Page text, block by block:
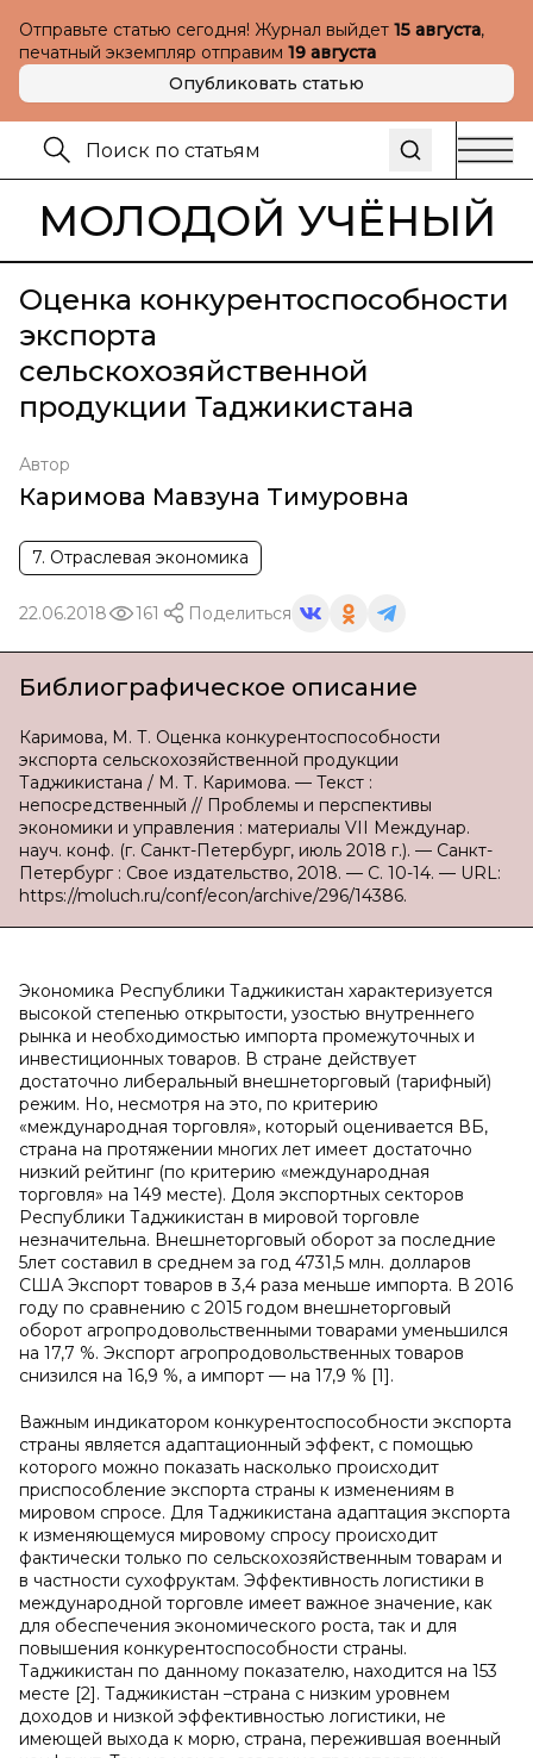
Отправьте статью сегодня! Журнал выйдет 15 августа,
печатный экземпляр отправим 19 августа
Опубликовать статью
МОЛОДОЙ УЧЁНЫЙ
Оценка конкурентоспособности
экспорта
сельскохозяйственной
продукции Таджикистана
Автор
Каримова Мавзуна Тимуровна
7. Отраслевая экономика
22.06.2018 161 Поделиться
Библиографическое описание
Каримова, М. Т. Оценка конкурентоспособности
экспорта сельскохозяйственной продукции
Таджикистана / М. Т. Каримова. — Текст :
непосредственный // Проблемы и перспективы
экономики и управления : материалы VII Междунар.
науч. конф. (г. Санкт-Петербург, июль 2018 г.). — Санкт-
Петербург : Свое издательство, 2018. — С. 10-14. — URL:
https://moluch.ru/conf/econ/archive/296/14386.
Экономика Республики Таджикистан характеризуется
высокой степенью открытости, узостью внутреннего
рынка и необходимостью импорта промежуточных и
инвестиционных товаров. В стране действует
достаточно либеральный внешнеторговый (тарифный)
режим. Но, несмотря на это, по критерию
«международная торговля», который оценивается ВБ,
страна на протяжении многих лет имеет достаточно
низкий рейтинг (по критерию «международная
торговля» на 149 месте). Доля экспортных секторов
Республики Таджикистан в мировой торговле
незначительна. Внешнеторговый оборот за последние
5лет составил в среднем за год 4731,5 млн. долларов
США Экспорт товаров в 3,4 раза меньше импорта. В 2016
году по сравнению с 2015 годом внешнеторговый
оборот агропродовольственными товарами уменьшился
на 17,7 %. Экспорт агропродовольственных товаров
снизился на 16,9 %, а импорт — на 17,9 % [1].
Важным индикатором конкурентоспособности экспорта
страны является адаптационный эффект, с помощью
которого можно показать насколько происходит
приспособление экспорта страны к изменениям в
мировом спросе. Для Таджикистана адаптация экспорта
к изменяющемуся мировому спросу происходит
фактически только по сельскохозяйственным товарам и
в частности сухофруктам. Эффективность логистики в
международной торговле имеет важное значение, как
для обеспечения экономического роста, так и для
повышения конкурентоспособности страны.
Таджикистан по данному показателю, находится на 153
месте [2]. Таджикистан –страна с низким уровнем
доходов и низкой эффективностью логистики, не
имеющей выхода к морю, страна, пережившая военный